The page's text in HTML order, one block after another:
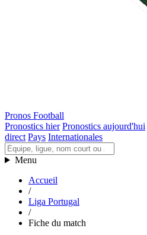
Pronos Football
Pronostics hier Pronostics aujourd'hui
direct Pays Internationales
Menu
Accueil
/
Liga Portugal
/
Fiche du match